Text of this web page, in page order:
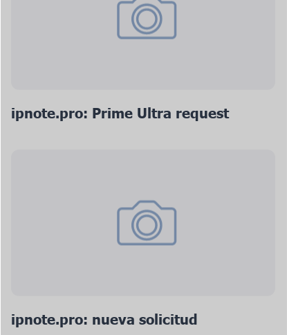
ipnote.pro: Prime Ultra request
ipnote.pro: nueva solicitud